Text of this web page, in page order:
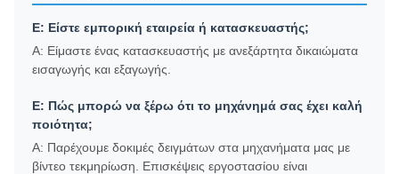
Ε: Είστε εμπορική εταιρεία ή κατασκευαστής;
Α: Είμαστε ένας κατασκευαστής με ανεξάρτητα δικαιώματα
εισαγωγής και εξαγωγής.
Ε: Πώς μπορώ να ξέρω ότι το μηχάνημά σας έχει καλή
ποιότητα;
Α: Παρέχουμε δοκιμές δειγμάτων στα μηχανήματα μας με
βίντεο τεκμηρίωση. Επισκέψεις εργοστασίου είναι